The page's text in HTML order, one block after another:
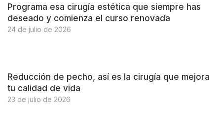
Programa esa cirugía estética que siempre has
deseado y comienza el curso renovada
24 de julio de 2026
Reducción de pecho, así es la cirugía que mejora
tu calidad de vida
23 de julio de 2026